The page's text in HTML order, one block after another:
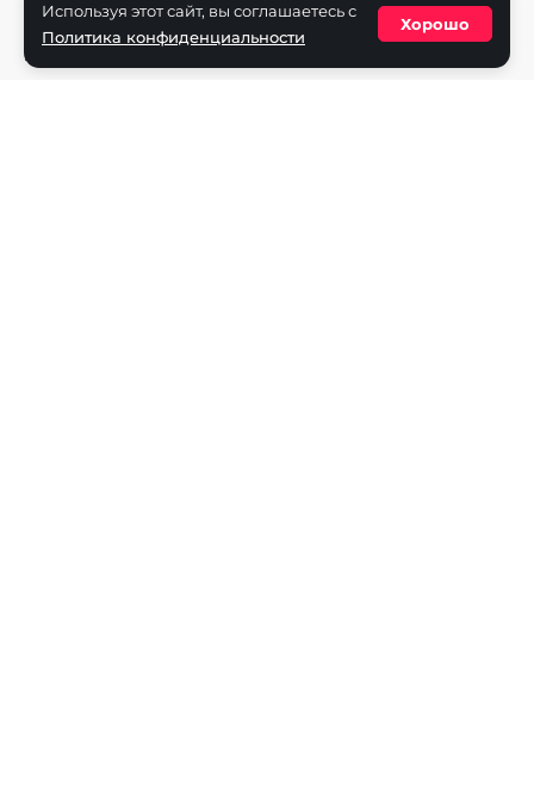
Реклама на портале
Политика конфиденциальности
Используя этот сайт, вы соглашаетесь с
Политика конфиденциальности
Хорошо